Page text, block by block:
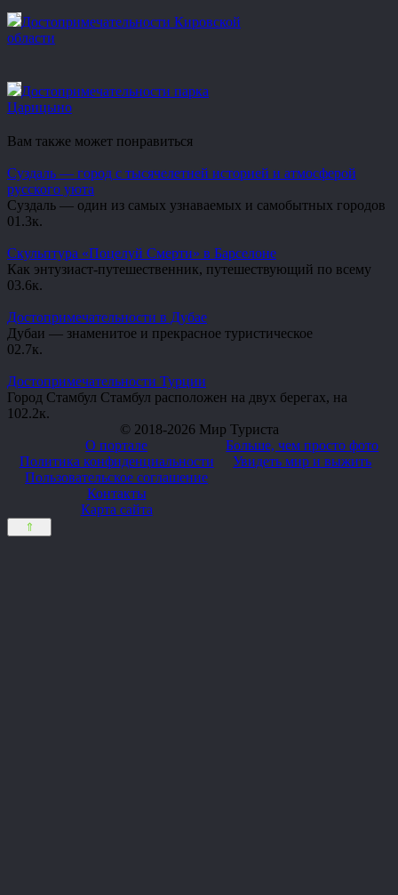
Достопримечательности Кировской
области
Достопримечательности парка
Царицыно
Вам также может понравиться
Суздаль — город с тысячелетней историей и атмосферой
русского уюта
Суздаль — один из самых узнаваемых и самобытных городов
01.3к.
Скульптура «Поцелуй Смерти» в Барселоне
Как энтузиаст-путешественник, путешествующий по всему
03.6к.
Достопримечательности в Дубае
Дубаи — знаменитое и прекрасное туристическое
02.7к.
Достопримечательности Турции
Город Стамбул Стамбул расположен на двух берегах, на
102.2к.
© 2018-2026 Мир Туриста
О портале
Политика конфиденциальности
Пользовательское соглашение
Контакты
Карта сайта
Больше, чем просто фото
Увидеть мир и выжить